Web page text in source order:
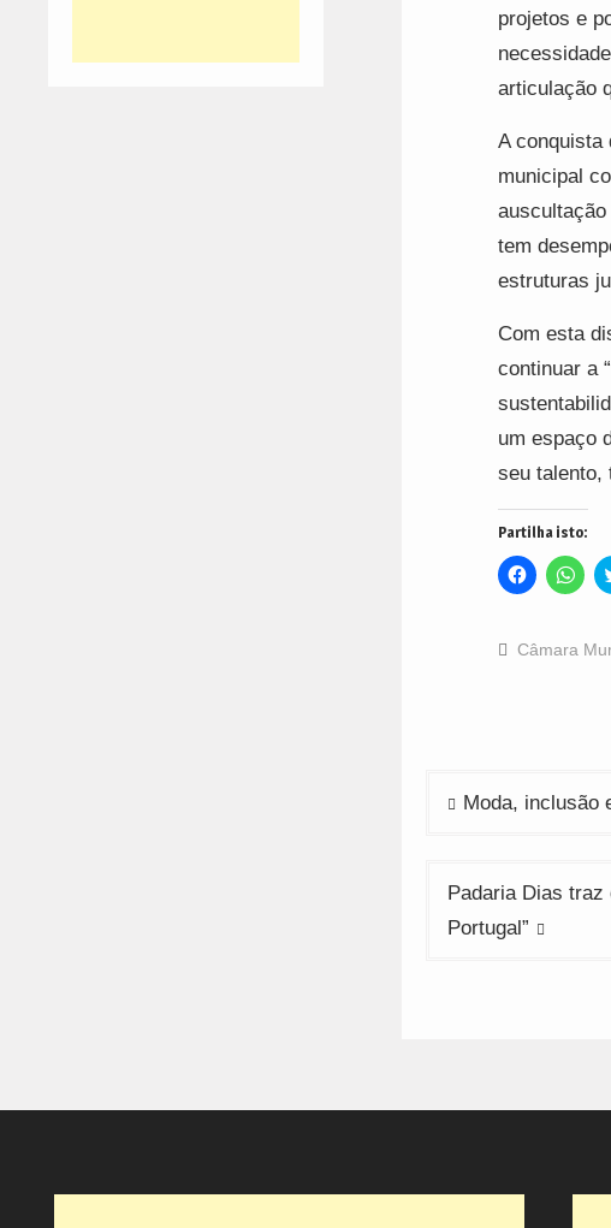
projetos e
articulação
A conquista
municipal
tem
estruturas
Com esta
continuar a
um espaço
seu talento,
Partilha isto:
Click
to
(Opens
Click
to
Câmara
Navegação
artigos
Moda, inclusão
Padaria Dias traz
Portugal”